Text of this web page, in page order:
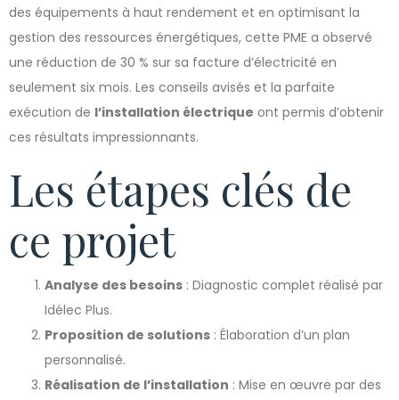
des équipements à haut rendement et en optimisant la
gestion des ressources énergétiques, cette PME a observé
une réduction de 30 % sur sa facture d’électricité en
seulement six mois. Les conseils avisés et la parfaite
exécution de l’installation électrique ont permis d’obtenir
ces résultats impressionnants.
Les étapes clés de
ce projet
Analyse des besoins : Diagnostic complet réalisé par
Idélec Plus.
Proposition de solutions : Élaboration d’un plan
personnalisé.
Réalisation de l’installation : Mise en œuvre par des